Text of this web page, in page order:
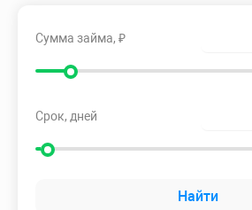
Сумма займа, ₽
Срок, дней
Найти